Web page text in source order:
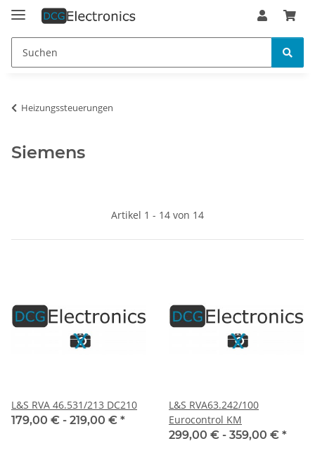
Heizungssteuerungen
Siemens
Artikel 1 - 14 von 14
L&S RVA 46.531/213 DC210
179,00 € - 219,00 € *
L&S RVA63.242/100
Eurocontrol KM
299,00 € - 359,00 € *